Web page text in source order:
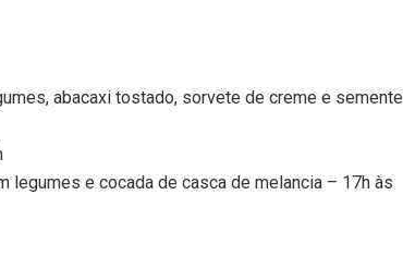
abacaxi tostado, sorvete de creme e semente
legumes e cocada de casca de melancia – 17h às